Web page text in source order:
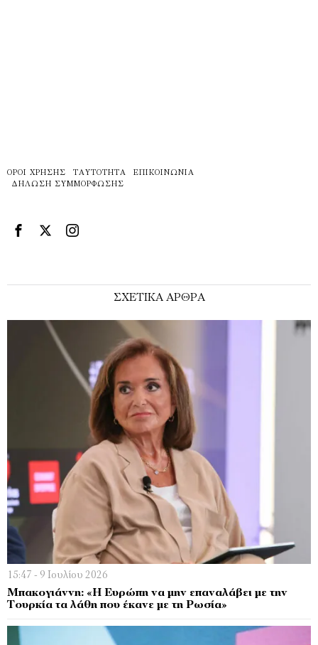
ΌΡΟΙ ΧΡΉΣΗΣ ΤΑΥΤΌΤΗΤΑ
ΕΠΙΚΟΙΝΩΝΊΑ
ΔΉΛΩΣΗ ΣΥΜΜΌΡΦΩΣΗΣ
ΣΧΕΤΙΚΑ ΑΡΘΡΑ
15:47 - 9 Ιουλίου 2026
Μπακογιάννη: «Η Ευρώπη να μην επαναλάβει με την
Τουρκία τα λάθη που έκανε με τη Ρωσία»